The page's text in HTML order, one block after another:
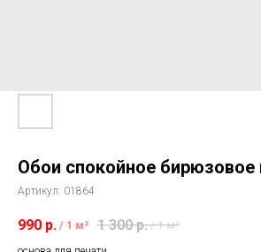
Обои спокойное бирюзовое
Артикул: 01864
990 р. / 1 м² 1 300 р. / 1 м²